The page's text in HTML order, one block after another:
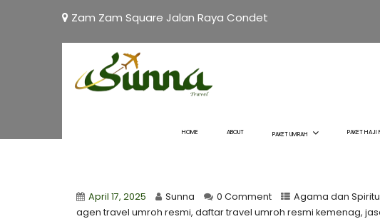
Zam Zam Square Jalan Raya Condet
HOME ABOUT PAKET UMRAH PAKET HAJI
Berdasarkan
April 17, 2025 Sunna 0 Comment Agama dan
agen travel umroh resmi, daftar travel umroh resmi kemenag,